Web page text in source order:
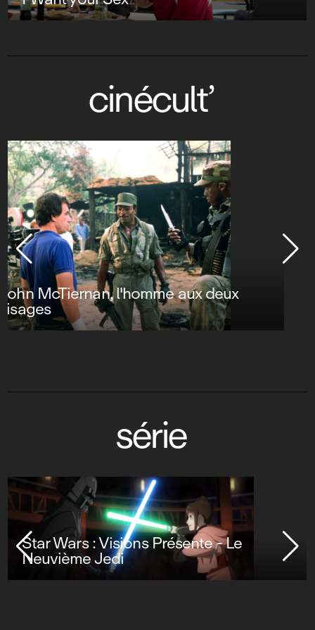
cinécult’
Alain Resnais, la mémoire imaginaire
série
Star Wars : Visions Présente - Le
Neuvième Jedi